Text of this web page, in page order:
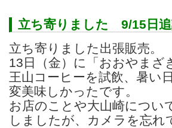
立ち寄りました 9/15日
立ち寄りました出張販売。
13日（金）に「おおやまざ
王山コーヒーを試飲、暑い
変美味しかったです。
お店のことや大山崎につい
しましたが、カメラを忘